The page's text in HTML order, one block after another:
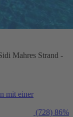
Mahres Strand -
mit einer
(728) 86%